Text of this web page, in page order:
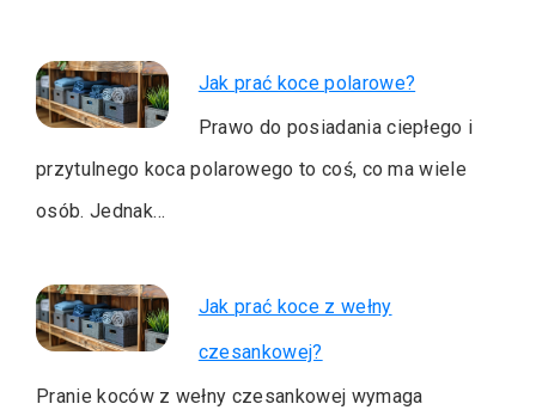
Jak prać koce polarowe?
Prawo do posiadania ciepłego i
przytulnego koca polarowego to coś, co ma wiele
osób. Jednak…
Jak prać koce z wełny
czesankowej?
Pranie koców z wełny czesankowej wymaga